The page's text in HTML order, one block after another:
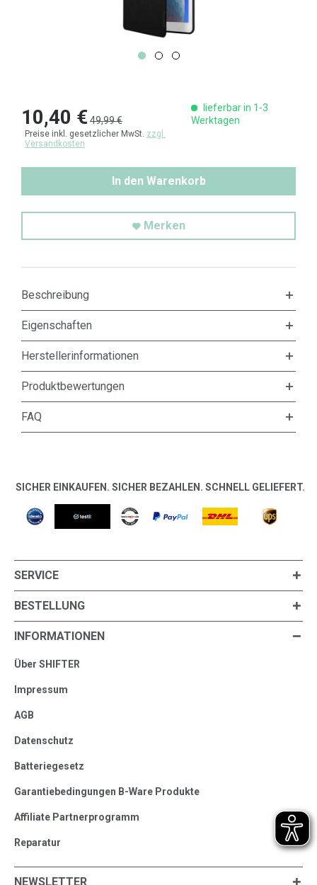
10,40 €49,99 €
Preise inkl. gesetzlicher MwSt. zzgl.
Versandkosten
lieferbar in 1-3
Werktagen
In den Warenkorb
Merken
Beschreibung
Eigenschaften
Herstellerinformationen
Produktbewertungen
FAQ
SICHER EINKAUFEN. SICHER BEZAHLEN. SCHNELL GELIEFERT.
SERVICE
BESTELLUNG
INFORMATIONEN
Über SHIFTER
Impressum
AGB
Datenschutz
Batteriegesetz
Garantiebedingungen B-Ware Produkte
Affiliate Partnerprogramm
Reparatur
NEWSLETTER